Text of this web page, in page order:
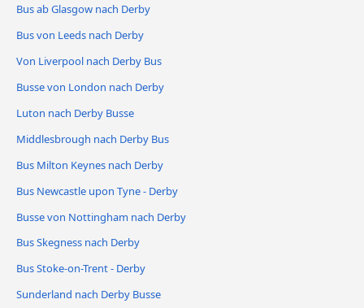
Bus ab Glasgow nach Derby
Bus von Leeds nach Derby
Von Liverpool nach Derby Bus
Busse von London nach Derby
Luton nach Derby Busse
Middlesbrough nach Derby Bus
Bus Milton Keynes nach Derby
Bus Newcastle upon Tyne - Derby
Busse von Nottingham nach Derby
Bus Skegness nach Derby
Bus Stoke-on-Trent - Derby
Sunderland nach Derby Busse